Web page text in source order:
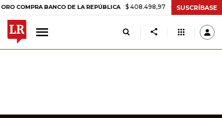
BANCO DE LA REPÚBLICA $ 408.498,97 +$ 8.753,81 +2,19%
SUSCRÍBASE